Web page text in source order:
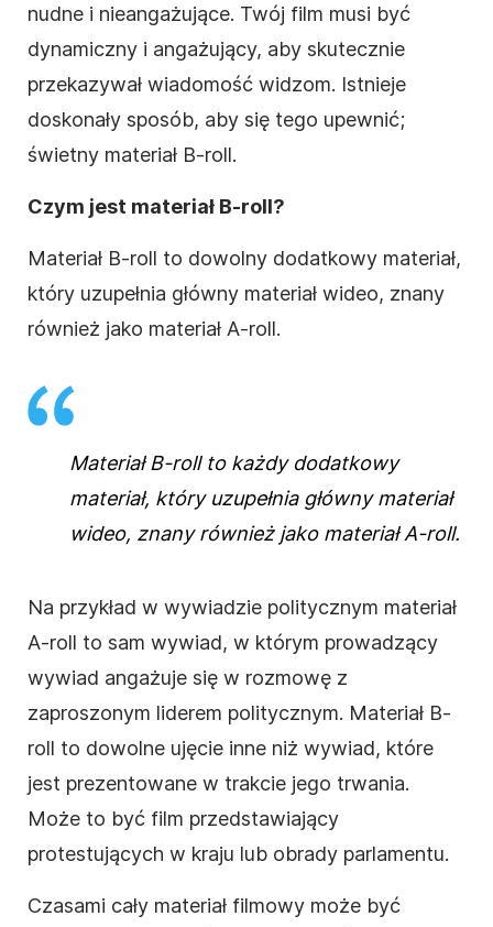
nudne i nieangażujące. Twój film musi być
dynamiczny i angażujący, aby skutecznie
przekazywał wiadomość widzom. Istnieje
doskonały sposób, aby się tego upewnić;
świetny materiał B-roll.
Czym jest materiał B-roll?
Materiał B-roll to dowolny dodatkowy materiał,
który uzupełnia główny materiał wideo, znany
również jako materiał A-roll.
Materiał B-roll to każdy dodatkowy
materiał, który uzupełnia główny materiał
wideo, znany również jako materiał A-roll.
Na przykład w wywiadzie politycznym materiał
A-roll to sam wywiad, w którym prowadzący
wywiad angażuje się w rozmowę z
zaproszonym liderem politycznym. Materiał B-
roll to dowolne ujęcie inne niż wywiad, które
jest prezentowane w trakcie jego trwania.
Może to być film przedstawiający
protestujących w kraju lub obrady parlamentu.
Czasami cały materiał filmowy może być